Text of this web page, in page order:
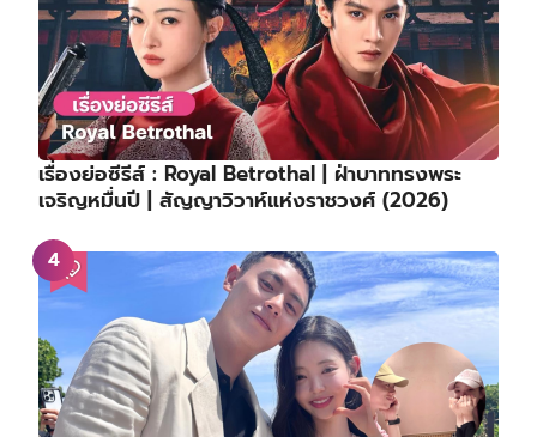
เรื่องย่อซีรีส์ : Royal Betrothal | ฝ่าบาททรงพระ
เจริญหมื่นปี | สัญญาวิวาห์แห่งราชวงศ์ (2026)